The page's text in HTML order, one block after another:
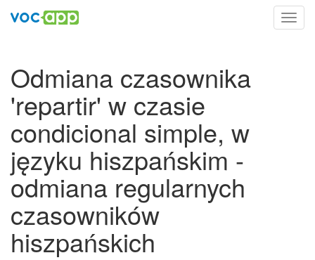
Odmiana czasownika
'repartir' w czasie
condicional simple, w
języku hiszpańskim -
odmiana regularnych
czasowników
hiszpańskich